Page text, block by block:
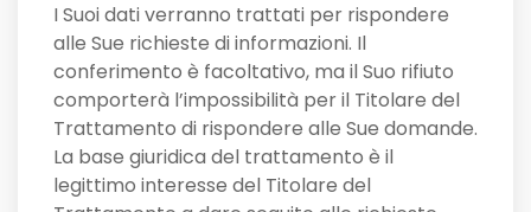
I Suoi dati verranno trattati per rispondere
alle Sue richieste di informazioni. Il
conferimento è facoltativo, ma il Suo rifiuto
comporterà l’impossibilità per il Titolare del
Trattamento di rispondere alle Sue domande.
La base giuridica del trattamento è il
legittimo interesse del Titolare del